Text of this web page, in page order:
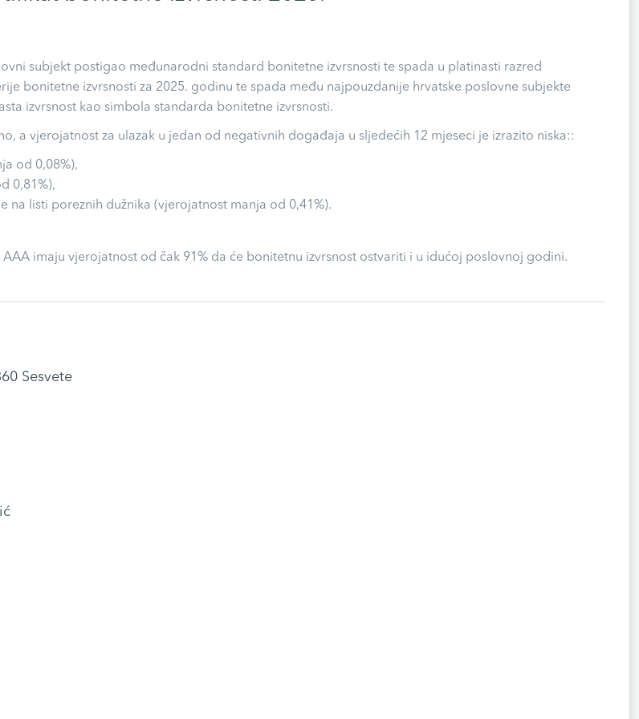
subjekt postigao međunarodni standard bonitetne izvrsnosti te spada u platinasti razred
bonitetne izvrsnosti za 2025. godinu te spada među najpouzdanije hrvatske poslovne subjekte
izvrsnost kao simbola standarda bonitetne izvrsnosti.
a vjerojatnost za ulazak u jedan od negativnih događaja u sljedećih 12 mjeseci je izrazito niska::
od 0,08%),
0,81%),
na listi poreznih dužnika (vjerojatnost manja od 0,41%).
imaju vjerojatnost od čak 91% da će bonitetnu izvrsnost ostvariti i u idućoj poslovnoj godini.
Sesvete